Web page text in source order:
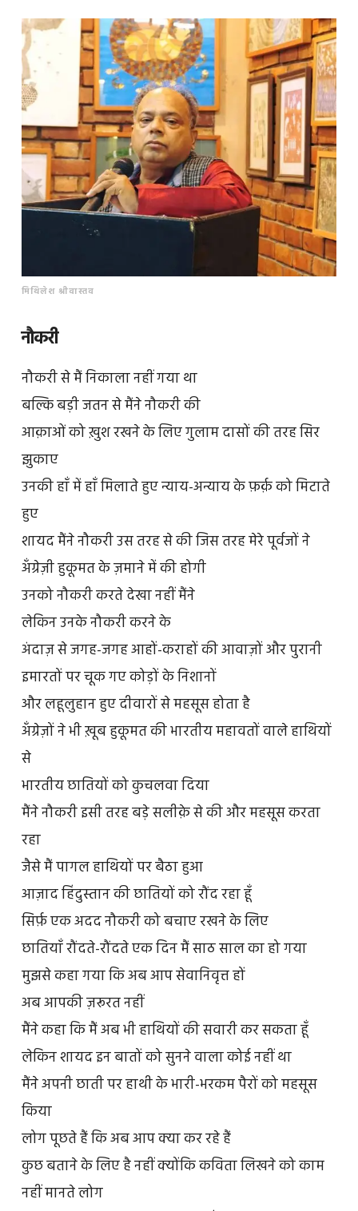
मिथिलेश श्रीवास्तव
नौकरी
नौकरी से मैं निकाला नहीं गया था
बल्कि बड़ी जतन से मैंने नौकरी की
आक़ाओं को ख़ुश रखने के लिए गुलाम दासों की तरह सिर
झुकाए
उनकी हाँ में हाँ मिलाते हुए न्याय-अन्याय के फ़र्क़ को मिटाते
हुए
शायद मैंने नौकरी उस तरह से की जिस तरह मेरे पूर्वजों ने
अँग्रेज़ी हुकूमत के ज़माने में की होगी
उनको नौकरी करते देखा नहीं मैंने
लेकिन उनके नौकरी करने के
अंदाज़ से जगह-जगह आहों-कराहों की आवाज़ों और पुरानी
इमारतों पर चूक गए कोड़ों के निशानों
और लहूलुहान हुए दीवारों से महसूस होता है
अँग्रेज़ों ने भी ख़ूब हुकूमत की भारतीय महावतों वाले हाथियों
से
भारतीय छातियों को कुचलवा दिया
मैंने नौकरी इसी तरह बड़े सलीक़े से की और महसूस करता
रहा
जैसे मैं पागल हाथियों पर बैठा हुआ
आज़ाद हिंदुस्तान की छातियों को रौंद रहा हूँ
सिर्फ़ एक अदद नौकरी को बचाए रखने के लिए
छातियाँ रौंदते-रौंदते एक दिन मैं साठ साल का हो गया
मुझसे कहा गया कि अब आप सेवानिवृत्त हों
अब आपकी ज़रूरत नहीं
मैंने कहा कि मैं अब भी हाथियों की सवारी कर सकता हूँ
लेकिन शायद इन बातों को सुनने वाला कोई नहीं था
मैंने अपनी छाती पर हाथी के भारी-भरकम पैरों को महसूस
किया
लोग पूछते हैं कि अब आप क्या कर रहे हैं
कुछ बताने के लिए है नहीं क्योंकि कविता लिखने को काम
नहीं मानते लोग